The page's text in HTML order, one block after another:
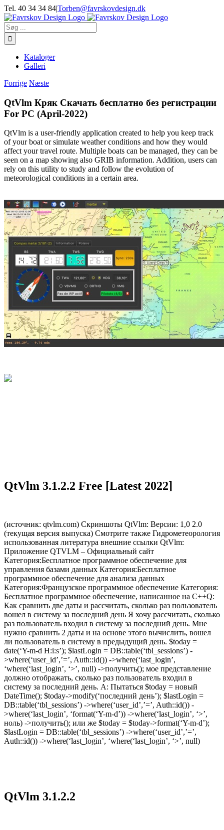
Skip
to
content
Tel. 40 34 34 84|Torben@favrskovdesign.dk
Søg
efter:
Kataloger
Galleri
Forrige Næste
QtVlm Кряк Скачать бесплатно без регистрации
For PC (April-2022)
QtVlm is a user-friendly application created to help you keep track
of your boat or simulate weather conditions and how they would
affect your travel route. Multiple boats can be managed, they can be
seen on a map showing also GRIB information. Addition, users can
rely on this utility to study and follow the evolution of
meteorological conditions in a certain area.
QtVlm 3.1.2.2 Free [Latest 2022]
(источник: qtvlm.com) Скриншоты QtVlm: Версии: 1,0 2.0
(текущая версия выпуска) Смотрите также Гидрометеорология
использованная литература внешние ссылки QtVlm:
Приложение QTVLM – Официальный сайт
Категория:Бесплатное программное обеспечение для
управления базами данных Категория:Бесплатное
программное обеспечение для анализа данных
Категория:Французское программное обеспечение Категория:
Бесплатное программное обеспечение, написанное на C++Q:
Как сравнить две даты и рассчитать, сколько раз пользователь
вошел в систему за последний день Я хочу рассчитать, сколько
раз пользователь входил в систему за последний день. Мне
нужно сравнить 2 даты и на основе этого вычислить, вошел
ли пользователь в систему в предыдущий день. $today =
date(‘Y-m-d H:i:s’); $lastLogin = DB::table(‘tbl_sessions’) -
>where(‘user_id’,’=’, Auth::id()) ->where(‘last_login’,
‘where(‘last_login’, ‘>’, null) ->получить(); мое представление
должно отображать, сколько раз пользователь входил в
систему за последний день. А: Пытаться $today = новый
DateTime(); $today->modify(‘последний день’); $lastLogin =
DB::table(‘tbl_sessions’) ->where(‘user_id’,’=’, Auth::id()) -
>where(‘last_login’, ‘format(‘Y-m-d’)) ->where(‘last_login’, ‘>’,
ноль) ->получить(); или же $today = $today->format(‘Y-m-d’);
$lastLogin = DB::table(‘tbl_sessions’) ->where(‘user_id’,’=’,
Auth::id()) ->where(‘last_login’, ‘where(‘last_login’, ‘>’, null)
QtVlm 3.1.2.2